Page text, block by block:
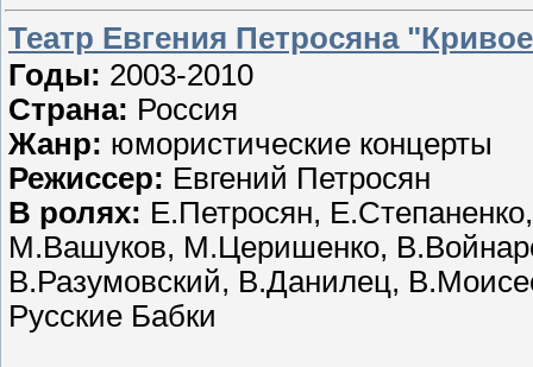
Театр Евгения Петросяна
Годы: 2003-2010
Страна: Россия
Жанр: юмористические концерты
Режиссер: Евгений Петросян
В ролях: Е.Петросян,
М.Вашуков, М.Церишенко,
В.Разумовский, В.Данилец,
Русские Бабки